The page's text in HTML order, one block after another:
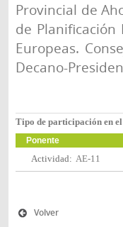
Provincial de
de Planificación
Europeas.
Decano-
Tipo de participación en el
Ponente
Actividad: AE-11
Volver